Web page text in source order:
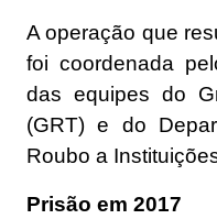
A operação que
foi coordenada
das equipes do
(GRT) e do
Roubo a
Prisão em 2017